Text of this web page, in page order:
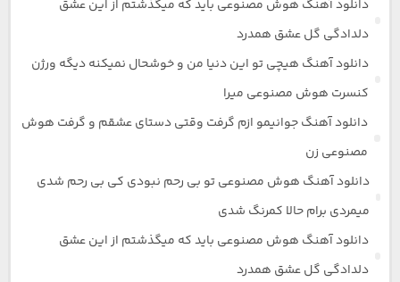
دانلود آهنگ هوش مصنوعی باید که میگذشتم از این عشق
دلدادگی گل عشق همدرد
دانلود آهنگ هیچی تو این دنیا من و خوشحال نمیکنه دیگه ورژن
کنسرت هوش مصنوعی میرا
دانلود آهنگ جوانیمو ازم گرفت وقتی دستای عشقم و گرفت هوش
مصنوعی زن
دانلود آهنگ هوش مصنوعی تو بی رحم نبودی کی بی رحم شدی
میمردی برام حالا کمرنگ شدی
دانلود آهنگ هوش مصنوعی باید که میگذشتم از این عشق
دلدادگی گل عشق همدرد